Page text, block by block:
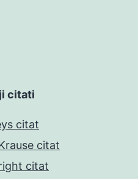
citati
citat
citat
citat